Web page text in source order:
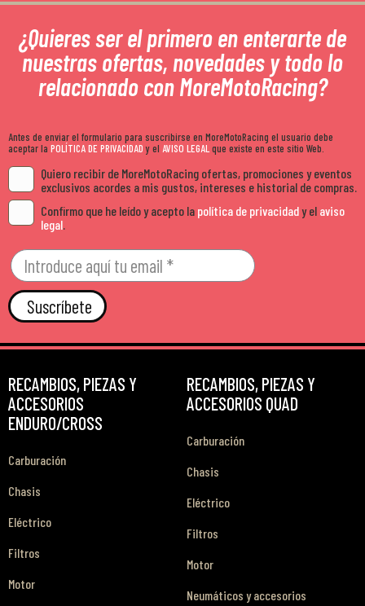
¿Quieres ser el primero en enterarte de
nuestras ofertas, novedades y todo lo
relacionado con MoreMotoRacing?
Antes de enviar el formulario para suscribirse en MoreMotoRacing el usuario debe
aceptar la POLÍTICA DE PRIVACIDADy el AVISO LEGALque existe en este sitio Web.
Quiero recibir de MoreMotoRacing ofertas, promociones y eventos
exclusivos acordes a mis gustos, intereses e historial de compras.
Confirmo que he leído y acepto la política de privacidady el aviso
legal.
Suscríbete
RECAMBIOS, PIEZAS Y
ACCESORIOS
ENDURO/CROSS
Carburación
Chasis
Eléctrico
Filtros
Motor
RECAMBIOS, PIEZAS Y
ACCESORIOS QUAD
Carburación
Chasis
Eléctrico
Filtros
Motor
Neumáticos y accesorios